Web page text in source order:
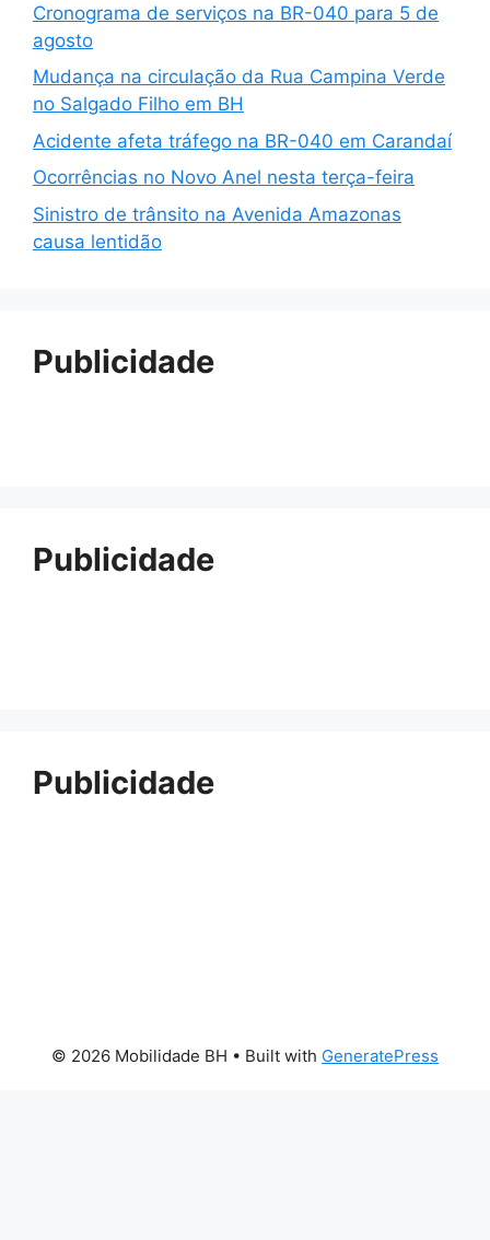
Cronograma de serviços na BR-040 para 5 de
agosto
Mudança na circulação da Rua Campina Verde
no Salgado Filho em BH
Acidente afeta tráfego na BR-040 em Carandaí
Ocorrências no Novo Anel nesta terça-feira
Sinistro de trânsito na Avenida Amazonas
causa lentidão
Publicidade
Publicidade
Publicidade
© 2026 Mobilidade BH • Built with GeneratePress